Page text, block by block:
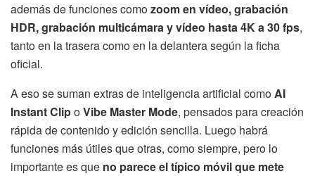
además de funciones comozoom en vídeo, grabación
HDR, grabación multicámara y vídeo hasta 4K a 30 fps,
tanto en la trasera como en la delantera según la ficha
oficial.
A eso se suman extras de inteligencia artificial comoAI
Instant ClipoVibe Master Mode, pensados para creación
rápida de contenido y edición sencilla. Luego habrá
funciones más útiles que otras, como siempre, pero lo
importante es que no parece el típico móvil que mete